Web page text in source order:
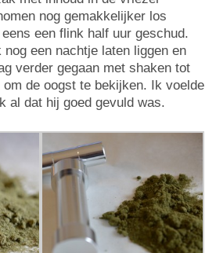
nog gemakkelijker los
een flink half uur geschud.
nog een nachtje laten liggen en
verder gegaan met shaken tot
de oogst te bekijken. Ik voelde
al dat hij goed gevuld was.